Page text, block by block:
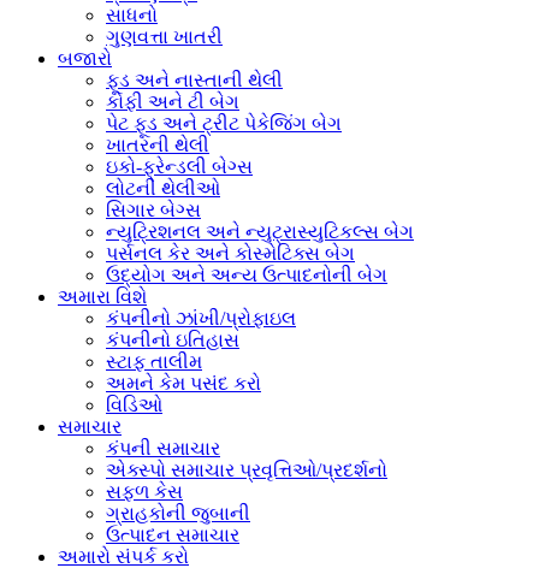
સાધનો
ગુણવત્તા ખાતરી
બજારો
ફૂડ અને નાસ્તાની થેલી
કોફી અને ટી બેગ
પેટ ફૂડ અને ટ્રીટ પેકેજિંગ બેગ
ખાતરની થેલી
ઇકો-ફ્રેન્ડલી બેગ્સ
લોટની થેલીઓ
સિગાર બેગ્સ
ન્યુટ્રિશનલ અને ન્યુટ્રાસ્યુટિકલ્સ બેગ
પર્સનલ કેર અને કોસ્મેટિક્સ બેગ
ઉદ્યોગ અને અન્ય ઉત્પાદનોની બેગ
અમારા વિશે
કંપનીનો ઝાંખી/પ્રોફાઇલ
કંપનીનો ઇતિહાસ
સ્ટાફ તાલીમ
અમને કેમ પસંદ કરો
વિડિઓ
સમાચાર
કંપની સમાચાર
એક્સ્પો સમાચાર પ્રવૃત્તિઓ/પ્રદર્શનો
સફળ કેસ
ગ્રાહકોની જુબાની
ઉત્પાદન સમાચાર
અમારો સંપર્ક કરો